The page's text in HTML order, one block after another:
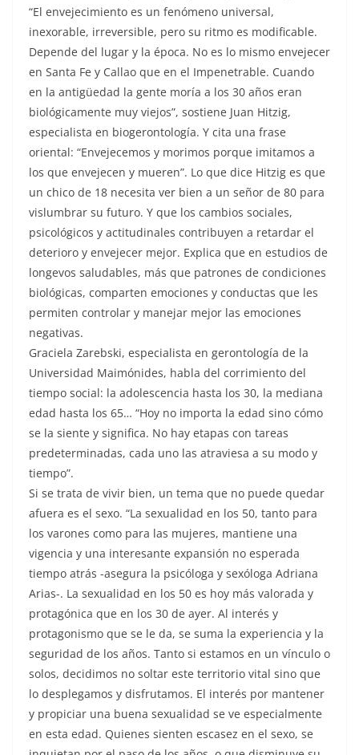
“El envejecimiento es un fenómeno universal,
inexorable, irreversible, pero su ritmo es modificable.
Depende del lugar y la época. No es lo mismo envejecer
en Santa Fe y Callao que en el Impenetrable. Cuando
en la antigüedad la gente moría a los 30 años eran
biológicamente muy viejos”, sostiene Juan Hitzig,
especialista en biogerontología. Y cita una frase
oriental: “Envejecemos y morimos porque imitamos a
los que envejecen y mueren”. Lo que dice Hitzig es que
un chico de 18 necesita ver bien a un señor de 80 para
vislumbrar su futuro. Y que los cambios sociales,
psicológicos y actitudinales contribuyen a retardar el
deterioro y envejecer mejor. Explica que en estudios de
longevos saludables, más que patrones de condiciones
biológicas, comparten emociones y conductas que les
permiten controlar y manejar mejor las emociones
negativas.
Graciela Zarebski, especialista en gerontología de la
Universidad Maimónides, habla del corrimiento del
tiempo social: la adolescencia hasta los 30, la mediana
edad hasta los 65… “Hoy no importa la edad sino cómo
se la siente y significa. No hay etapas con tareas
predeterminadas, cada uno las atraviesa a su modo y
tiempo”.
Si se trata de vivir bien, un tema que no puede quedar
afuera es el sexo. “La sexualidad en los 50, tanto para
los varones como para las mujeres, mantiene una
vigencia y una interesante expansión no esperada
tiempo atrás -asegura la psicóloga y sexóloga Adriana
Arias-. La sexualidad en los 50 es hoy más valorada y
protagónica que en los 30 de ayer. Al interés y
protagonismo que se le da, se suma la experiencia y la
seguridad de los años. Tanto si estamos en un vínculo o
solos, decidimos no soltar este territorio vital sino que
lo desplegamos y disfrutamos. El interés por mantener
y propiciar una buena sexualidad se ve especialmente
en esta edad. Quienes sienten escasez en el sexo, se